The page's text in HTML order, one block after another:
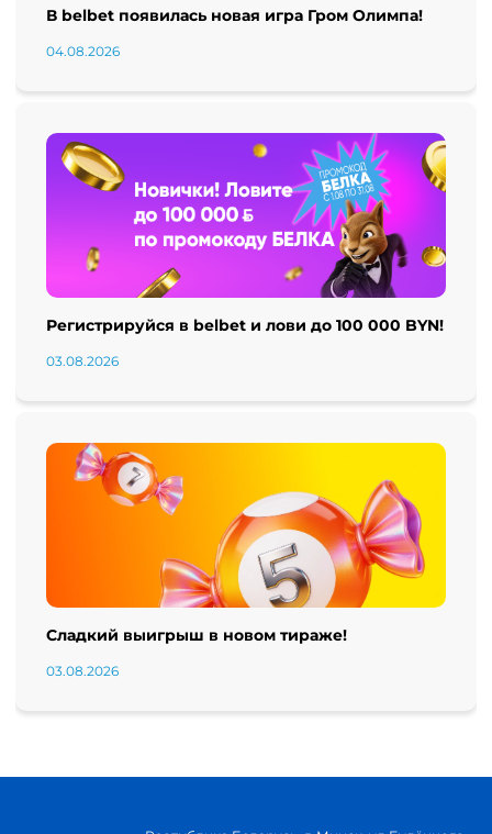
В belbet появилась новая игра Гром Олимпа!
04.08.2026
Регистрируйся в belbet и лови до 100 000 BYN!
03.08.2026
Сладкий выигрыш в новом тираже!
03.08.2026